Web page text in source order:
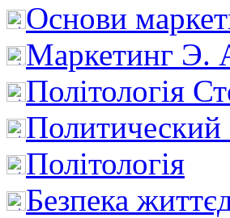
Основи
Маркетинг Э.
Політологія
Политический
Політологія
Безпека